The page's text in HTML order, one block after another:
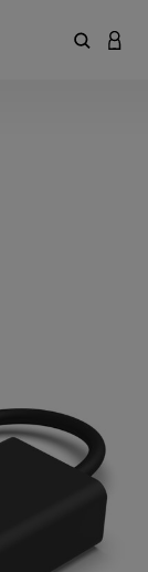
輸入關鍵
登入